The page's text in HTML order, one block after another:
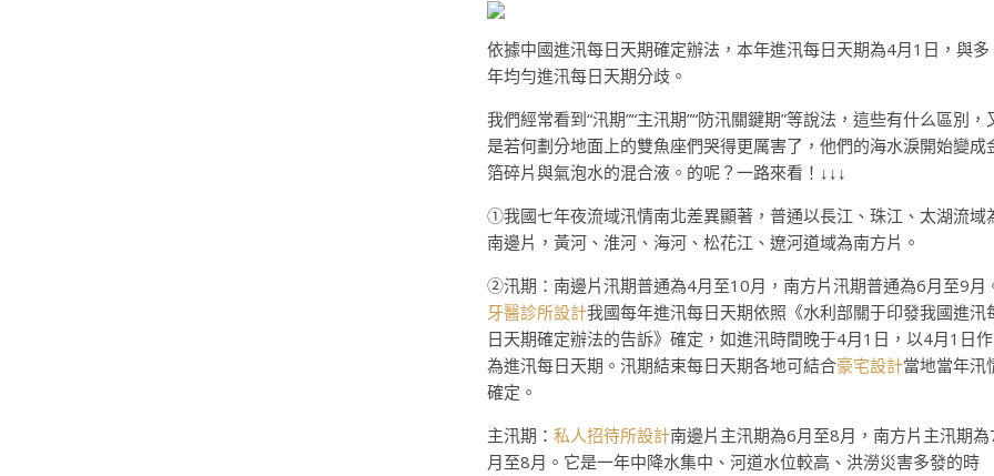
依據中國進汛每日天期確定辦法，本年進汛每日天期為4月1日，與多
年均勻進汛每日天期分歧。
我們經常看到“汛期”“主汛期”“防汛關鍵期”等說法，這些有什么區別，
是若何劃分地面上的雙魚座們哭得更厲害了，他們的海水淚開始變成
箔碎片與氣泡水的混合液。的呢？一路來看！↓↓↓
①我國七年夜流域汛情南北差異顯著，普通以長江、珠江、太湖流域
南邊片，黃河、淮河、海河、松花江、遼河道域為南方片。
②汛期：南邊片汛期普通為4月至10月，南方片汛期普通為6月至9月
牙醫診所設計我國每年進汛每日天期依照《水利部關于印發我國進汛
日天期確定辦法的告訴》確定，如進汛時間晚于4月1日，以4月1日作
為進汛每日天期。汛期結束每日天期各地可結合豪宅設計當地當年汛
確定。
主汛期： 私人招待所設計南邊片主汛期為6月至8月，南方片主汛期為
月至8月。它是一年中降水集中、河道水位較高、洪澇災害多發的時